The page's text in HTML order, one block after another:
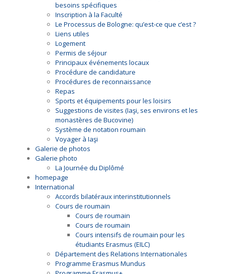
besoins spécifiques
Inscription à la Faculté
Le Processus de Bologne: qu’est-ce que c’est ?
Liens utiles
Logement
Permis de séjour
Principaux événements locaux
Procédure de candidature
Procédures de reconnaissance
Repas
Sports et équipements pour les loisirs
Suggestions de visites (Iaşi, ses environs et les
monastères de Bucovine)
Système de notation roumain
Voyager à Iaşi
Galerie de photos
Galerie photo
La Journée du Diplômé
homepage
International
Accords bilatéraux interinstitutionnels
Cours de roumain
Cours de roumain
Cours de roumain
Cours intensifs de roumain pour les
étudiants Erasmus (EILC)
Département des Relations Internationales
Programme Erasmus Mundus